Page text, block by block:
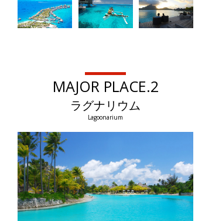
MAJOR PLACE.2
ラグナリウム
Lagoonarium